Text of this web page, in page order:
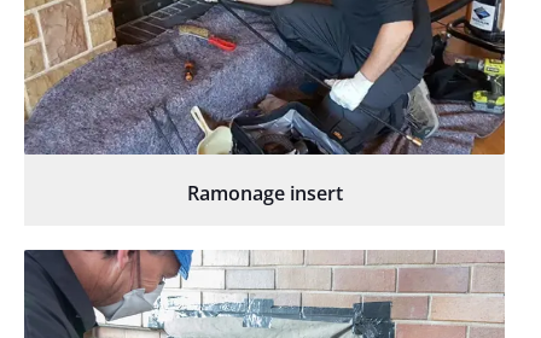
Ramonage insert